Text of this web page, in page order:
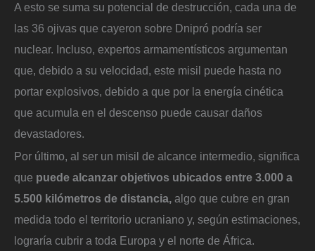
A esto se suma su potencial de destrucción, cada una de
las 36 ojivas que cayeron sobre Dnipró podría ser
nuclear. Incluso, expertos armamentísticos argumentan
que, debido a su velocidad, este misil puede hasta no
portar explosivos, debido a que por la energía cinética
que acumula en el descenso puede causar daños
devastadores.
Por último, al ser un misil de alcance intermedio, significa
que puede alcanzar objetivos ubicados entre 3.000 a
5.500 kilómetros de distancia, algo que cubre en gran
medida todo el territorio ucraniano y, según estimaciones,
lograría cubrir a toda Europa y el norte de África.